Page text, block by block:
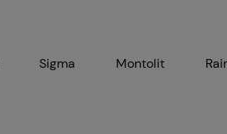
Sigma Montolit